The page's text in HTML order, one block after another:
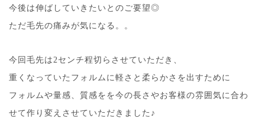
今後は伸ばしていきたいとのご要望◎
ただ毛先の痛みが気になる。。
今回毛先は2センチ程切らさせていただき、
重くなっていたフォルムに軽さと柔らかさを出すために
フォルムや量感、質感をを今の長さやお客様の雰囲気に合わ
せて作り変えさせていただきました♪